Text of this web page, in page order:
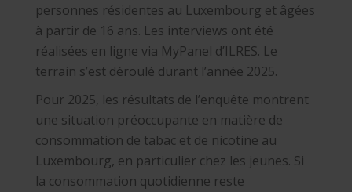
personnes résidentes au Luxembourg et âgées
à partir de 16 ans. Les interviews ont été
réalisées en ligne via MyPanel d’ILRES. Le
terrain s’est déroulé durant l’année 2025.
Pour 2025, les résultats de l’enquête montrent
une situation préoccupante en matière de
consommation de tabac et de nicotine au
Luxembourg, en particulier chez les jeunes. Si
la consommation quotidienne reste